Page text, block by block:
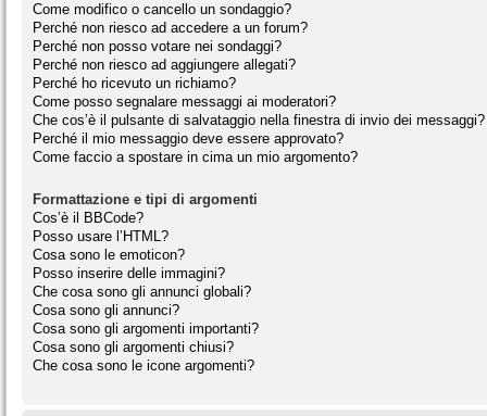
Come modifico o cancello un sondaggio?
Perché non riesco ad accedere a un forum?
Perché non posso votare nei sondaggi?
Perché non riesco ad aggiungere allegati?
Perché ho ricevuto un richiamo?
Come posso segnalare messaggi ai moderatori?
Che cos’è il pulsante di salvataggio nella finestra di invio dei messaggi?
Perché il mio messaggio deve essere approvato?
Come faccio a spostare in cima un mio argomento?
Formattazione e tipi di argomenti
Cos’è il BBCode?
Posso usare l’HTML?
Cosa sono le emoticon?
Posso inserire delle immagini?
Che cosa sono gli annunci globali?
Cosa sono gli annunci?
Cosa sono gli argomenti importanti?
Cosa sono gli argomenti chiusi?
Che cosa sono le icone argomenti?